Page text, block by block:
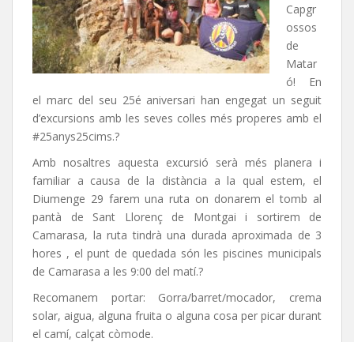
Capgr
ossos
de
Matar
ó! En
el marc del seu 25é aniversari han engegat un seguit
d’excursions amb les seves colles més properes amb el
#25anys25cims.?️
Amb nosaltres aquesta excursió serà més planera i
familiar a causa de la distància a la qual estem, el
Diumenge 29 farem una ruta on donarem el tomb al
pantà de Sant Llorenç de Montgai i sortirem de
Camarasa, la ruta tindrà una durada aproximada de 3
hores , el punt de quedada són les piscines municipals
de Camarasa a les 9:00 del matí.?
Recomanem portar: Gorra/barret/mocador, crema
solar, aigua, alguna fruita o alguna cosa per picar durant
el camí, calçat còmode.